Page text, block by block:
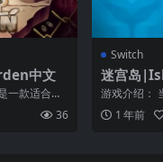
中文
一款适合家
它讲述了
36
Switch
迷宫岛
游戏介绍：
时，哪怕是
人困惑的迷...
1 年前